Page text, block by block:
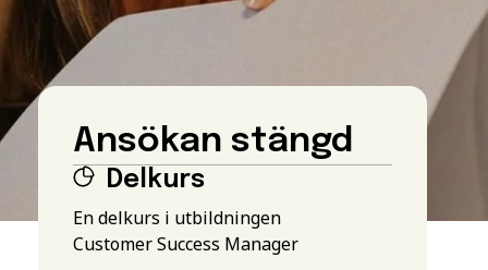
Ansökan stängd
Delkurs
En delkurs i utbildningen
Customer Success Manager